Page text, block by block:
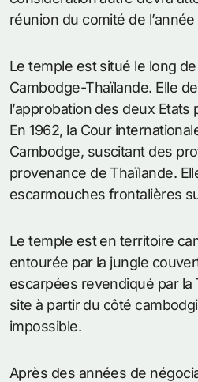
réunion du comité de
Le temple est situé le long
Cambodge-Thaïlande. Elle
l’approbation des deux
En 1962, la Cour
Cambodge, suscitant des
provenance de Thaïlande.
escarmouches frontalières
Le temple est en territoire
entourée par la jungle
escarpées revendiqué par la
site à partir du côté
impossible.
Après des années de